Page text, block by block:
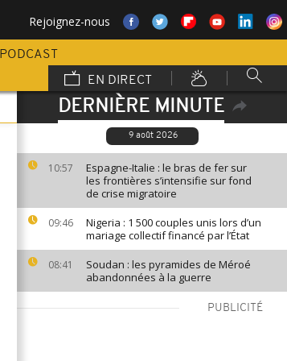
Rejoignez-nous
PODCAST
EN DIRECT
DERNIÈRE MINUTE
9 août 2026
10:57
Espagne-Italie : le bras de fer sur
les frontières s’intensifie sur fond
de crise migratoire
09:46
Nigeria : 1 500 couples unis lors d’un
mariage collectif financé par l’État
08:41
Soudan : les pyramides de Méroé
abandonnées à la guerre
PUBLICITÉ